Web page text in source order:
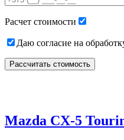
empty.
Расчет стоимости
Даю согласие на
Mazda CX-5